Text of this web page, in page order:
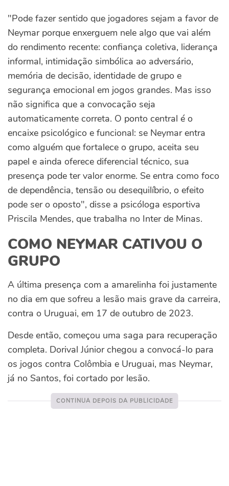
"Pode fazer sentido que jogadores sejam a favor de
Neymar porque enxerguem nele algo que vai além
do rendimento recente: confiança coletiva, liderança
informal, intimidação simbólica ao adversário,
memória de decisão, identidade de grupo e
segurança emocional em jogos grandes. Mas isso
não significa que a convocação seja
automaticamente correta. O ponto central é o
encaixe psicológico e funcional: se Neymar entra
como alguém que fortalece o grupo, aceita seu
papel e ainda oferece diferencial técnico, sua
presença pode ter valor enorme. Se entra como foco
de dependência, tensão ou desequilíbrio, o efeito
pode ser o oposto", disse a psicóloga esportiva
Priscila Mendes, que trabalha no Inter de Minas.
COMO NEYMAR CATIVOU O
GRUPO
A última presença com a amarelinha foi justamente
no dia em que sofreu a lesão mais grave da carreira,
contra o Uruguai, em 17 de outubro de 2023.
Desde então, começou uma saga para recuperação
completa. Dorival Júnior chegou a convocá-lo para
os jogos contra Colômbia e Uruguai, mas Neymar,
já no Santos, foi cortado por lesão.